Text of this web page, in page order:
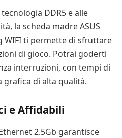
DDR5 e alle
la scheda madre ASUS
WIFI ti permette di sfruttare
di gioco. Potrai goderti
interruzioni, con tempi di
di alta qualità.
e Affidabili
2.5Gb garantisce